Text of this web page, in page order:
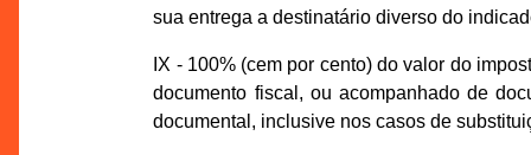
sua entrega a destinatário diverso do
IX - 100% (cem por cento) do valor do
documento fiscal, ou acompanhado de
documental, inclusive nos casos de